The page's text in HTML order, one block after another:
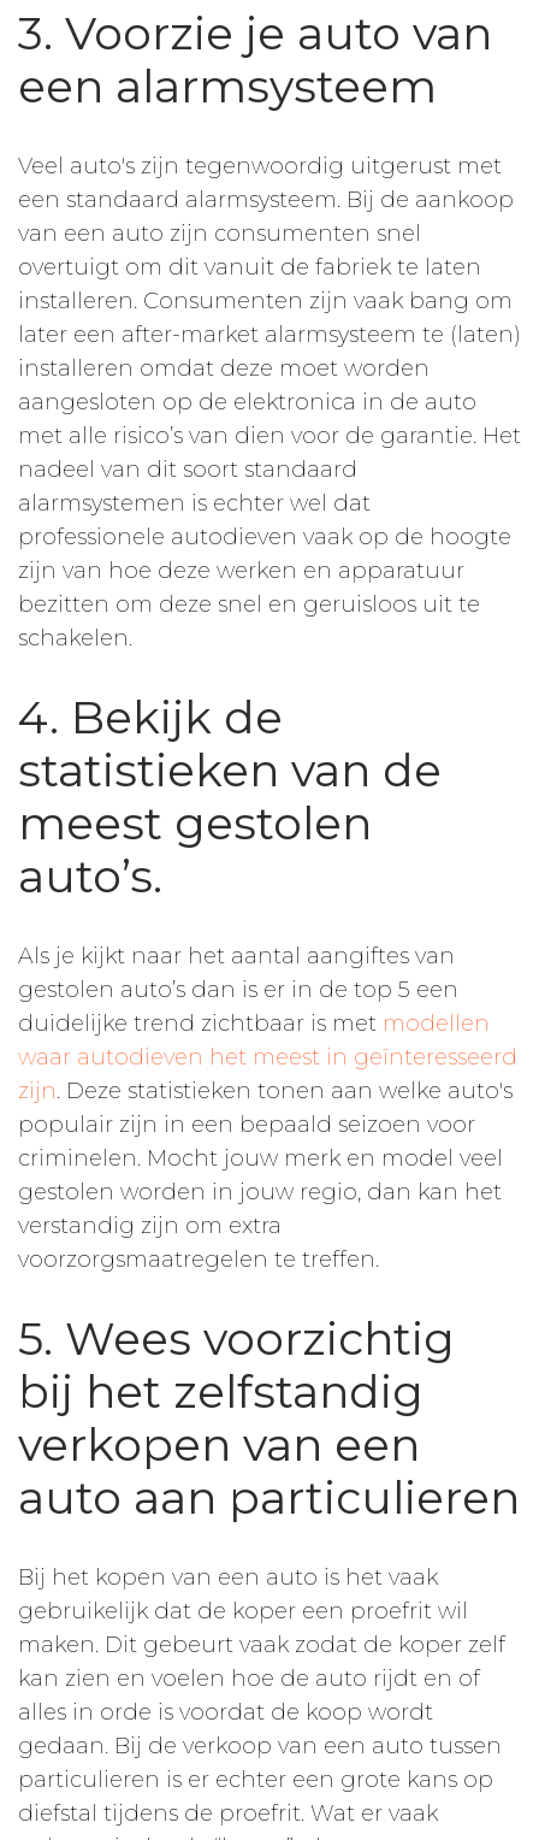
3. Voorzie je auto van
een alarmsysteem
Veel auto's zijn tegenwoordig uitgerust met
een standaard alarmsysteem. Bij de aankoop
van een auto zijn consumenten snel
overtuigt om dit vanuit de fabriek te laten
installeren. Consumenten zijn vaak bang om
later een after-market alarmsysteem te (laten)
installeren omdat deze moet worden
aangesloten op de elektronica in de auto
met alle risico’s van dien voor de garantie. Het
nadeel van dit soort standaard
alarmsystemen is echter wel dat
professionele autodieven vaak op de hoogte
zijn van hoe deze werken en apparatuur
bezitten om deze snel en geruisloos uit te
schakelen.
4. Bekijk de
statistieken van de
meest gestolen
auto’s.
Als je kijkt naar het aantal aangiftes van
gestolen auto’s dan is er in de top 5 een
duidelijke trend zichtbaar is met modellen
waar autodieven het meest in geïnteresseerd
zijn. Deze statistieken tonen aan welke auto's
populair zijn in een bepaald seizoen voor
criminelen. Mocht jouw merk en model veel
gestolen worden in jouw regio, dan kan het
verstandig zijn om extra
voorzorgsmaatregelen te treffen.
5. Wees voorzichtig
bij het zelfstandig
verkopen van een
auto aan particulieren
Bij het kopen van een auto is het vaak
gebruikelijk dat de koper een proefrit wil
maken. Dit gebeurt vaak zodat de koper zelf
kan zien en voelen hoe de auto rijdt en of
alles in orde is voordat de koop wordt
gedaan. Bij de verkoop van een auto tussen
particulieren is er echter een grote kans op
diefstal tijdens de proefrit. Wat er vaak